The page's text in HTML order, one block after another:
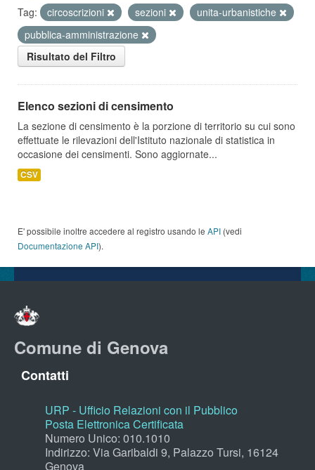
Tag:
circoscrizioni sezioni
unita-urbanistiche
pubblica-amministrazione
Risultato del Filtro
Elenco sezioni di censimento
La sezione di censimento è la porzione di territorio su cui sono
effettuate le rilevazioni dell'Istituto nazionale di statistica in
occasione dei censimenti. Sono aggiornate...
CSV
E' possibile inoltre accedere al registro usando le API (vedi
Documentazione API).
Comune di Genova
Contatti
URP - Ufficio Relazioni con il Pubblico
Posta Elettronica Certificata
Numero Unico: 010.1010
Indirizzo: Via Garibaldi 9, Palazzo Tursi, 16124
Genova